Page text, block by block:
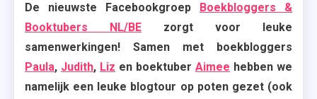
,
Claire
Christian
,
Een
De nieuwste Facebookgroep Boekbloggers &
Booktubers NL/BE zorgt voor leuke
samenwerkingen! Samen met boekbloggers
Paula, Judith, Liz en boektuber Aimee hebben we
namelijk een leuke blogtour op poten gezet (ook